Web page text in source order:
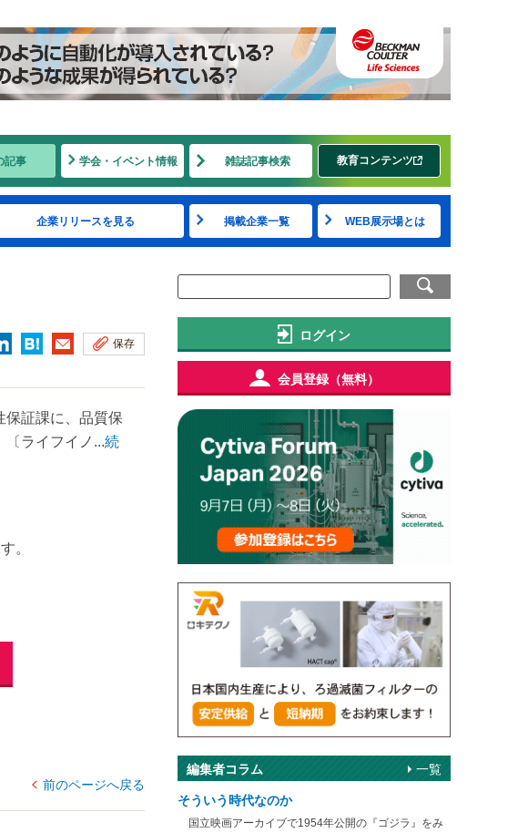
記事 学会・イベント情報 雑誌記事検索 教育コンテンツ
企業リリースを見る 掲載企業一覧 WEB展示場とは
保存
保証課に、品質保
ライフイノ...続
。
前のページへ戻る
ログイン
会員登録（無料）
編集者コラム
そういう時代なのか
国立映画アーカイブで1954年公開の『ゴジラ』をみ
一覧